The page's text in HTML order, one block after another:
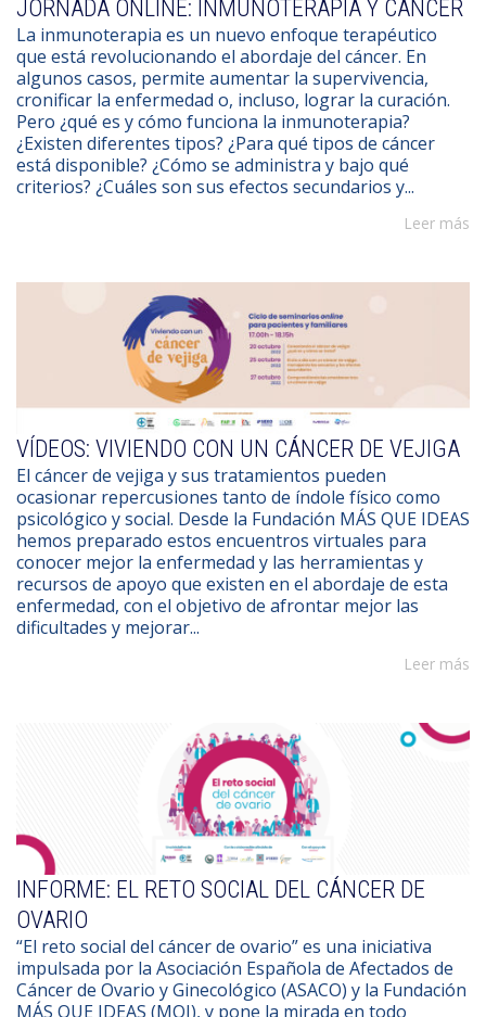
JORNADA ONLINE: INMUNOTERAPIA Y CÁNCER
La inmunoterapia es un nuevo enfoque terapéutico
que está revolucionando el abordaje del cáncer. En
algunos casos, permite aumentar la supervivencia,
cronificar la enfermedad o, incluso, lograr la curación.
Pero ¿qué es y cómo funciona la inmunoterapia?
¿Existen diferentes tipos? ¿Para qué tipos de cáncer
está disponible? ¿Cómo se administra y bajo qué
criterios? ¿Cuáles son sus efectos secundarios y...
Leer más
VÍDEOS: VIVIENDO CON UN CÁNCER DE VEJIGA
El cáncer de vejiga y sus tratamientos pueden
ocasionar repercusiones tanto de índole físico como
psicológico y social. Desde la Fundación MÁS QUE IDEAS
hemos preparado estos encuentros virtuales para
conocer mejor la enfermedad y las herramientas y
recursos de apoyo que existen en el abordaje de esta
enfermedad, con el objetivo de afrontar mejor las
dificultades y mejorar...
Leer más
INFORME: EL RETO SOCIAL DEL CÁNCER DE
OVARIO
“El reto social del cáncer de ovario” es una iniciativa
impulsada por la Asociación Española de Afectados de
Cáncer de Ovario y Ginecológico (ASACO) y la Fundación
MÁS QUE IDEAS (MQI), y pone la mirada en todo